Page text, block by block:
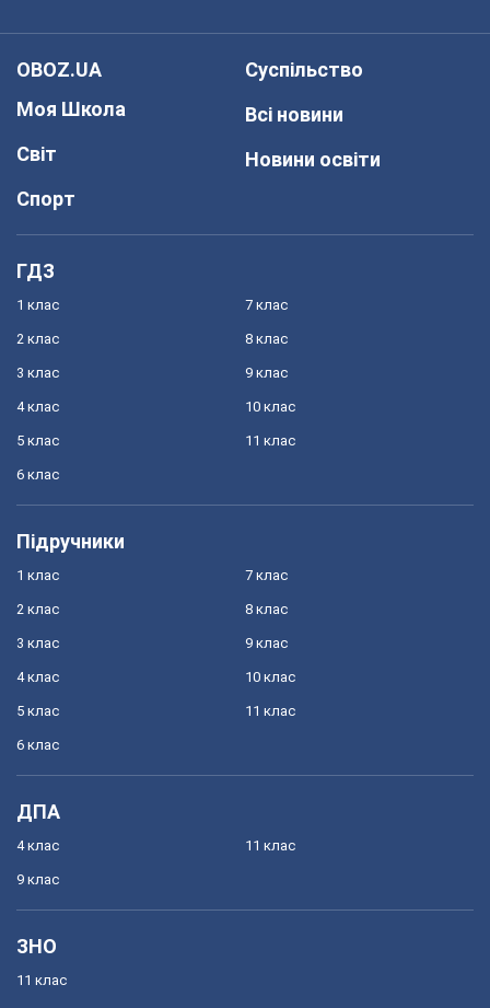
OBOZ.UA
Моя Школа
Світ
Спорт
Суспільство
Всі новини
Новини освіти
ГДЗ
1 клас
2 клас
3 клас
4 клас
5 клас
6 клас
7 клас
8 клас
9 клас
10 клас
11 клас
Підручники
1 клас
2 клас
3 клас
4 клас
5 клас
6 клас
7 клас
8 клас
9 клас
10 клас
11 клас
ДПА
4 клас
9 клас
11 клас
ЗНО
11 клас